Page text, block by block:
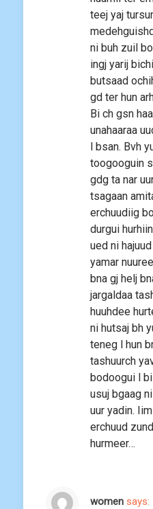
teej yaj
ni buh zuil
ingj yarij
butsaad
gd ter hun
Bi ch gsn
unahaaraa
l bsan. Bvh
toogooguin
gdg ta nar
tsagaan
erchuudiig
durgui
ued ni
yamar
bna gj helj
jargaldaa
huuhdee
ni hutsaj bh
teneg l hun
tashuurch
bodoogui l
usuj bgaag
uur yadin.
erchuud
hurmeer…
women says: